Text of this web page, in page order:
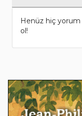
Henüz hiç yorum
ol!